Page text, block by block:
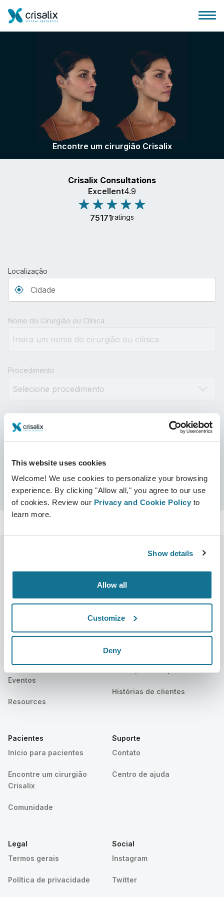
This website uses cookies
Welcome! We use cookies to personalize your browsing
experience. By clicking "Allow all," you agree to our use
of cookies. Review our Privacy and Cookie Policy to
learn more.
Show details
Allow all
Customize
Deny
Página inicial para cirurgiões
Plataforma 3D de business
Planos
Avaliações dos pacientes
Encontre um cirurgião Crisalix
Crisalix Consultations
Excellent4.9
75171ratings
Localização
Nome do Cirurgião ou Clínica
Procedimento
Certificados
Certificado Crisalix Busca
Notícias
Eventos
Resources
Gestor de negócios 3D
Planos do cirurgião/da
cirurgiã
Histórias de clientes
Pacientes
Início para pacientes
Encontre um cirurgião
Crisalix
Comunidade
Suporte
Contato
Centro de ajuda
Legal
Termos gerais
Política de privacidade
Social
Instagram
Twitter